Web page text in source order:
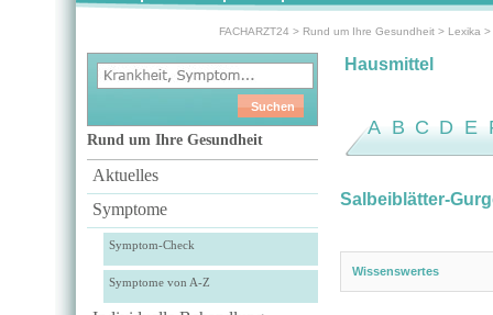
FACHARZT24 > Rund um Ihre Gesundheit > Lexika >
Rund um Ihre Gesundheit
Aktuelles
Symptome
Symptom-Check
Symptome von A-Z
Hausmittel
A B C D E
Salbeiblätter-
Wissenswertes